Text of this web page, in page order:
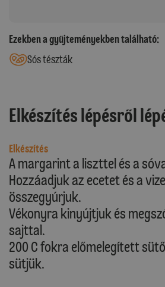
Ezekben a gyűjteményekben található:
Sós tészták
Elkészítés lépésről
Elkészítés
A margarint a liszttel és a
Hozzáadjuk az ecetet és a
összegyúrjuk.
Vékonyra kinyújtjuk és
sajttal.
200 C fokra előmelegített
sütjük.